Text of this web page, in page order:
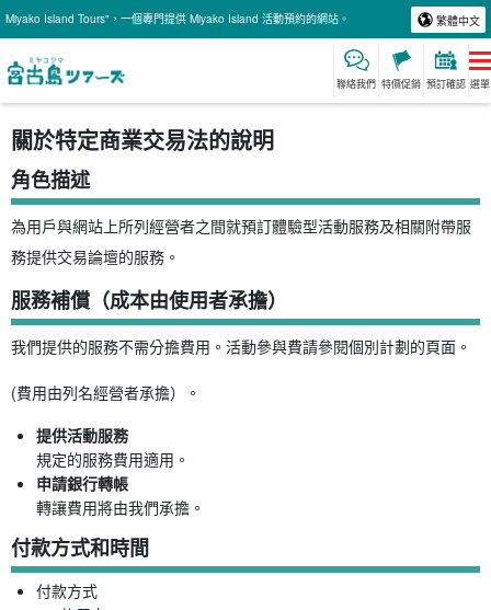
Miyako Island Tours"，一個專門提供 Miyako Island 活動預約的網站。 繁體中文
聯絡我們 特價促銷 預訂確認 選單
關於特定商業交易法的說明
角色描述
為用戶與網站上所列經營者之間就預訂體驗型活動服務及相關附帶服
務提供交易論壇的服務。
服務補償（成本由使用者承擔）
我們提供的服務不需分擔費用。活動參與費請參閱個別計劃的頁面。
(費用由列名經營者承擔）。
提供活動服務
規定的服務費用適用。
申請銀行轉帳
轉讓費用將由我們承擔。
付款方式和時間
付款方式